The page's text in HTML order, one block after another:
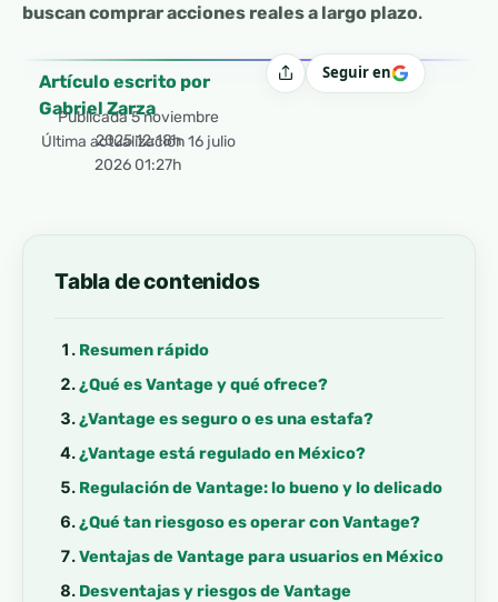
buscan comprar acciones reales a largo plazo.
Artículo escrito por
Gabriel Zarza
Publicada5 noviembre
2025 12:18h
Última actualización 16 julio
2026 01:27h
CompartirSeguir en
Tabla de contenidos
Resumen rápido
¿Qué es Vantage y qué ofrece?
¿Vantage es seguro o es una estafa?
¿Vantage está regulado en México?
Regulación de Vantage: lo bueno y lo delicado
¿Qué tan riesgoso es operar con Vantage?
Ventajas de Vantage para usuarios en México
Desventajas y riesgos de Vantage